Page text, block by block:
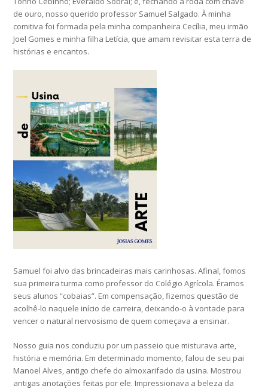
de ouro, nosso querido professor Samuel Salgado. À minha
comitiva foi formada pela minha companheira Cecília, meu irmão
Joel Gomes e minha filha Letícia, que amam revisitar esta terra de
histórias e encantos.
Samuel foi alvo das brincadeiras mais carinhosas. Afinal, fomos
sua primeira turma como professor do Colégio Agrícola. Éramos
seus alunos “cobaias”. Em compensação, fizemos questão de
acolhê-lo naquele início de carreira, deixando-o à vontade para
vencer o natural nervosismo de quem começava a ensinar.
Nosso guia nos conduziu por um passeio que misturava arte,
história e memória. Em determinado momento, falou de seu pai
Manoel Alves, antigo chefe do almoxarifado da usina. Mostrou
antigas anotações feitas por ele. Impressionava a beleza da